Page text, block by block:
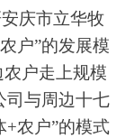
安庆市立华牧
户”的发展模
户走上规模
司与周边十七
+农户”的模式